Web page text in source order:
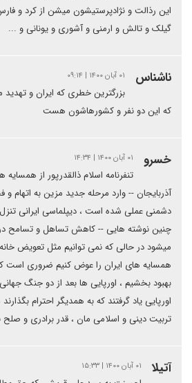
این رذالت و نژادپرستیشون میشن از کرد و
گیلک و تالش و ارمنی و آشوری و یونانی و ...
ناشناس ۰۱ آبان ۱۴۰۰ | ۰۹:۱۴
بزرگترین خطری که ایران و تهدید
که این دو نفر و کشورهاشون هست
خسرو ۰۱ آبان ۱۴۰۰ | ۱۴:۳۴
تنفرنامه اسلام ذالقدرپور از
آذربایجان -- وارد مرحله جدید مزین به اتهام
دشمنی عملی شده است ، دیپلماسی ایرانی تنزل
چنین نوشته هایی -- کاهش تساهل و تسامح در
میشود در حالی که نمی توانیم مثل تعویض
همسایه های ایران را عوض کنیم ضروری است
بهبود بخشیم ، اورپایی ها بعد از دو جنگ
اورپایی یاد گرفتند که به همدیگر احترام
تربیت دینی و اسلامی مان ، قدر برادری و صلح
آتیلا ۰۱ آبان ۱۴۰۰ | ۱۵:۳۳